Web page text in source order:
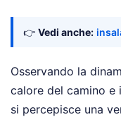
👉 Vedi anche:
Osservando la
calore del camino e
si percepisce una